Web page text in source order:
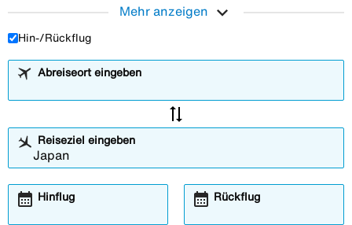
haben ein riesiges Angebot an Flugreisen in die ganze
Welt.Hier können Sie einfach günstige Flüge nach
Mehr anzeigen expand_more
Hin-/Rückflug
Abreiseort eingeben
sync_alt
Reiseziel eingeben
Hinflug
calendar_month Rückflug
calendar_month